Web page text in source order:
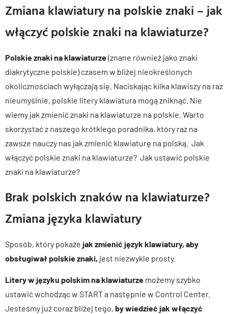
Zmiana klawiatury na polskie znaki – jak
włączyć polskie znaki na klawiaturze?
Polskie znaki na klawiaturze(znane również jako znaki
diakrytyczne polskie) czasem w bliżej nieokreślonych
okolicznościach wyłączają się. Naciskając kilka klawiszy na raz
nieumyślnie, polskie litery klawiatura mogą zniknąć. Nie
wiemy jak zmienić znaki na klawiaturze na polskie. Warto
skorzystać z naszego krótkiego poradnika, który raz na
zawsze nauczy nas jak zmienić klawiaturę na polską. Jak
włączyć polskie znaki na klawiaturze? Jak ustawić polskie
znaki na klawiaturze?
Brak polskich znaków na klawiaturze?
Zmiana języka klawiatury
Sposób, który pokaże jak zmienić język klawiatury, aby
obsługiwał polskie znaki, jest niezwykle prosty.
Litery w języku polskim na klawiaturze możemy szybko
ustawić wchodząc w START a następnie w Control Center.
Jesteśmy już coraz bliżej tego, by wiedzieć jak włączyć